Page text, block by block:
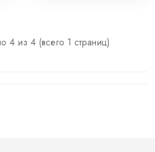
4 из 4 (всего 1 страниц)